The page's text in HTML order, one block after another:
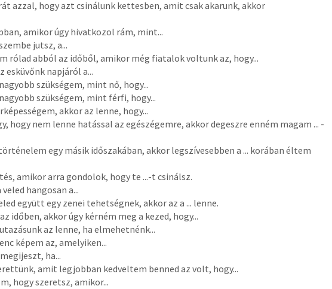
azzal, hogy azt csinálunk kettesben, amit csak akarunk, akkor
amikor úgy hivatkozol rám, mint...
jutsz, a...
rólad abból az időből, amikor még fiatalok voltunk az, hogy...
esküvőnk napjáról a...
szükségem, mint nő, hogy...
szükségem, mint férfi, hogy...
akkor az lenne, hogy...
hogy nem lenne hatással az egészégemre, akkor degeszre enném magam ... -
egy másik időszakában, akkor legszívesebben a ... korában éltem
amikor arra gondolok, hogy te ...-t csinálsz.
hangosan a...
együtt egy zenei tehetségnek, akkor az a ... lenne.
időben, akkor úgy kérném meg a kezed, hogy...
az lenne, ha elmehetnénk...
képem az, amelyiken...
ha...
amit legjobban kedveltem benned az volt, hogy...
hogy szeretsz, amikor...